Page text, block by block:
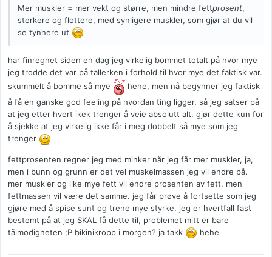
Mer muskler = mer vekt og større, men mindre fettprosent,
sterkere og flottere, med synligere muskler, som gjør at du vil
se tynnere ut
har finregnet siden en dag jeg virkelig bommet totalt på hvor mye
jeg trodde det var på tallerken i forhold til hvor mye det faktisk var.
skummelt å bomme så mye
hehe, men nå begynner jeg faktisk
å få en ganske god feeling på hvordan ting ligger, så jeg satser på
at jeg etter hvert ikek trenger å veie absolutt alt. gjør dette kun for
å sjekke at jeg virkelig ikke får i meg dobbelt så mye som jeg
trenger
fettprosenten regner jeg med minker når jeg får mer muskler, ja,
men i bunn og grunn er det vel muskelmassen jeg vil endre på.
mer muskler og like mye fett vil endre prosenten av fett, men
fettmassen vil være det samme. jeg får prøve å fortsette som jeg
gjøre med å spise sunt og trene mye styrke. jeg er hvertfall fast
bestemt på at jeg SKAL få dette til, problemet mitt er bare
tålmodigheten ;P bikinikropp i morgen? ja takk
hehe